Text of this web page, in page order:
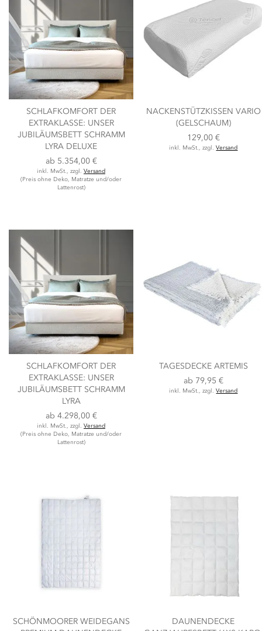
SCHLAFKOMFORT DER
EXTRAKLASSE: UNSER
JUBILÄUMSBETT SCHRAMM
LYRA DELUXE
ab 5.354,00 €
inkl. MwSt., zzgl. Versand
(Preis ohne Deko, Matratze und/oder
Lattenrost)
NACKENSTÜTZKISSEN VARIO
(GELSCHAUM)
129,00 €
inkl. MwSt., zzgl.Versand
SCHLAFKOMFORT DER
EXTRAKLASSE: UNSER
JUBILÄUMSBETT SCHRAMM
LYRA
ab 4.298,00 €
inkl. MwSt., zzgl. Versand
(Preis ohne Deko, Matratze und/oder
Lattenrost)
TAGESDECKE ARTEMIS
ab 79,95 €
inkl. MwSt., zzgl.Versand
SCHÖNMOORER WEIDEGANS
DAUNENDECKE